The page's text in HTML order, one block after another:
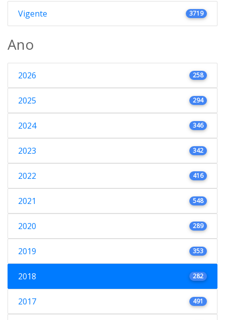
Vigente 3719
Ano
2026 258
2025 294
2024 346
2023 342
2022 416
2021 548
2020 289
2019 353
2018 282
2017 491